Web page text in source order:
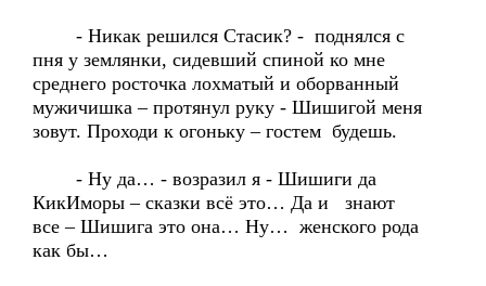
- Никак решился Стасик? - поднялся с
пня у землянки, сидевший спиной ко мне
среднего росточка лохматый и оборванный
мужичишка – протянул руку - Шишигой меня
зовут. Проходи к огоньку – гостем будешь.
- Ну да… - возразил я - Шишиги да
КикИморы – сказки всё это… Да и знают
все – Шишига это она… Ну… женского рода
как бы…